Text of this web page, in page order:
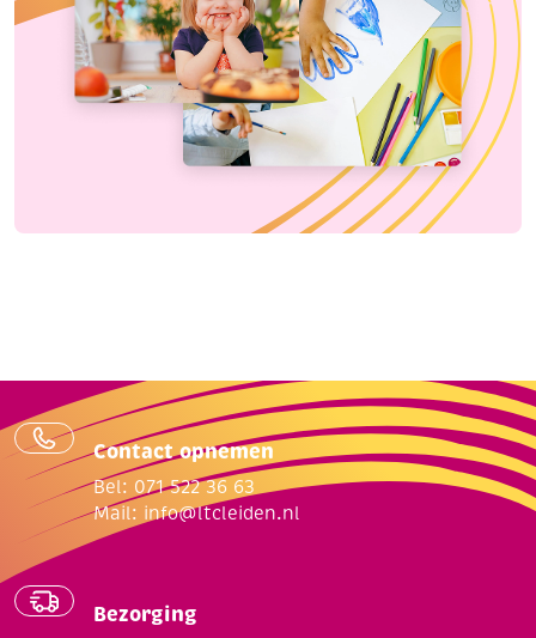
Contact opnemen
Bel: 071 522 36 63
Mail: info@ltcleiden.nl
Bezorging